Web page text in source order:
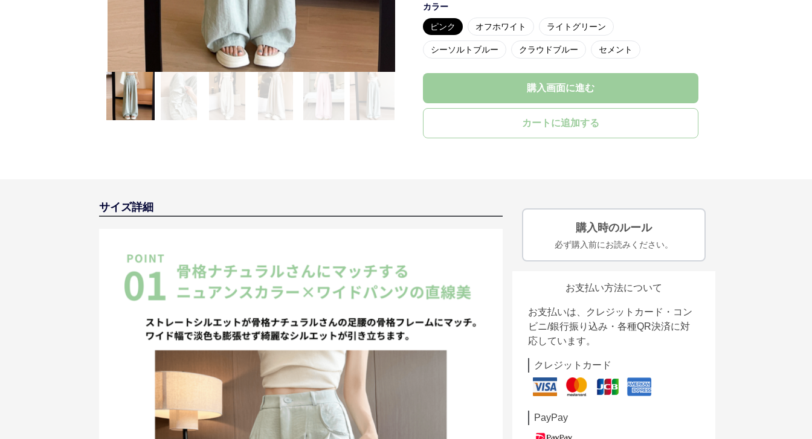
カラー
ピンク オフホワイト ライトグリーン
シーソルトブルー クラウドブルー セメント
購入画面に進む
カートに追加する
サイズ詳細
購入時のルール
必ず購入前にお読みください。
お支払い方法について
お支払いは、クレジットカード・コン
ビニ/銀行振り込み・各種QR決済に対
応しています。
クレジットカード
PayPay